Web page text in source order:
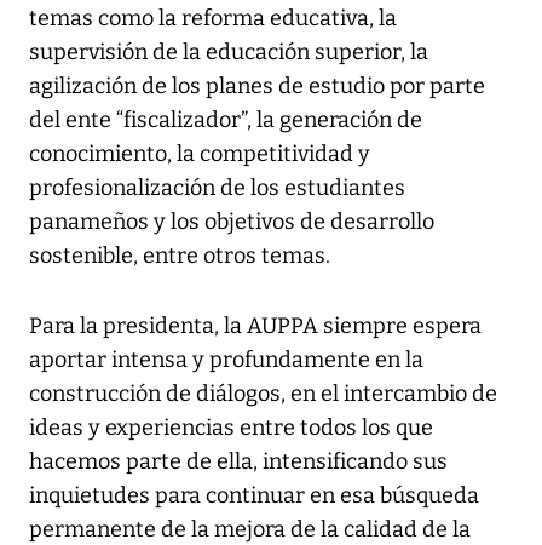
temas como la reforma educativa, la
supervisión de la educación superior, la
agilización de los planes de estudio por parte
del ente “fiscalizador”, la generación de
conocimiento, la competitividad y
profesionalización de los estudiantes
panameños y los objetivos de desarrollo
sostenible, entre otros temas.
Para la presidenta, la AUPPA siempre espera
aportar intensa y profundamente en la
construcción de diálogos, en el intercambio de
ideas y experiencias entre todos los que
hacemos parte de ella, intensificando sus
inquietudes para continuar en esa búsqueda
permanente de la mejora de la calidad de la